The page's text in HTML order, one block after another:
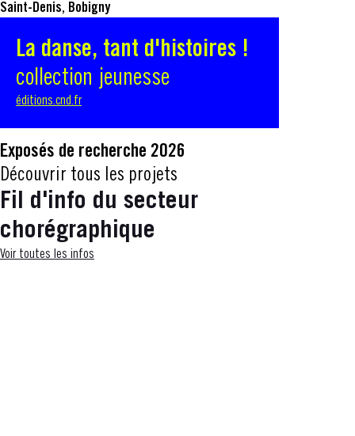
Saint-Denis, Bobigny
La danse, tant d'histoires !
collection jeunesse
éditions.cnd.fr
Exposés de recherche 2026
Découvrir tous les projets
Fil d'info du secteur
chorégraphique
Voir toutes les infos